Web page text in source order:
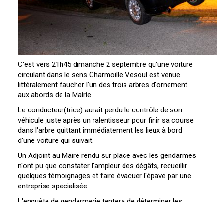
C'est vers 21h45 dimanche 2 septembre qu'une voiture
circulant dans le sens Charmoille Vesoul est venue
littéralement faucher l'un des trois arbres d'ornement
aux abords de la Mairie.
Le conducteur(trice) aurait perdu le contrôle de son
véhicule juste après un ralentisseur pour finir sa course
dans l'arbre quittant immédiatement les lieux à bord
d'une voiture qui suivait.
Un Adjoint au Maire rendu sur place avec les gendarmes
n'ont pu que constater l'ampleur des dégâts, recueillir
quelques témoignages et faire évacuer l'épave par une
entreprise spécialisée.